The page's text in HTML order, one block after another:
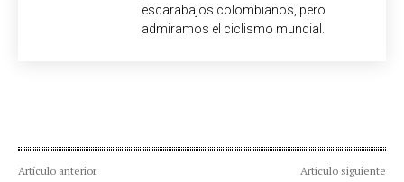
escarabajos colombianos, pero
admiramos el ciclismo mundial.
Artículo anterior Artículo siguiente